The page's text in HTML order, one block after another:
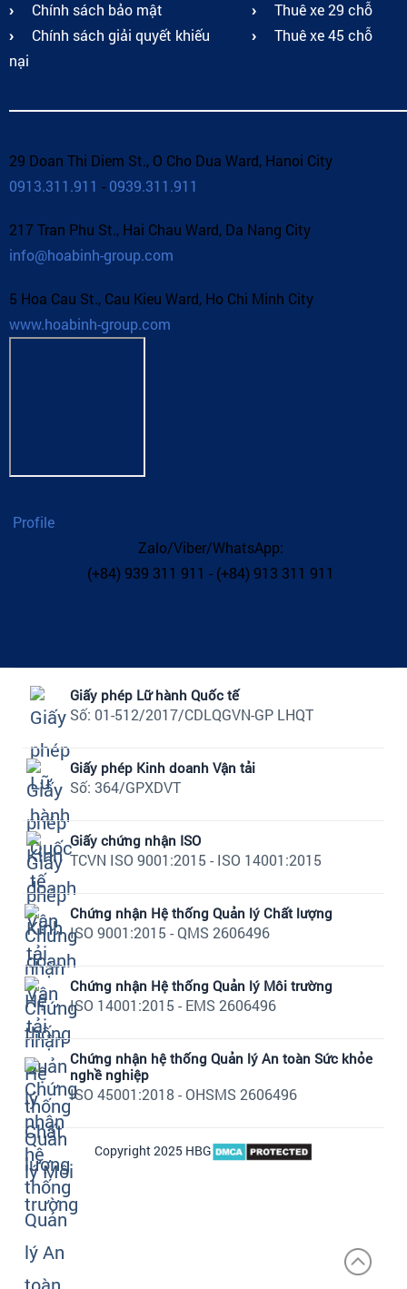
Chính sách bảo mật
Chính sách giải quyết khiếu
nại
Thuê xe 29 chỗ
Thuê xe 45 chỗ
29 Doan Thi Diem St., O Cho Dua Ward, Hanoi City
0913.311.911 - 0939.311.911
217 Tran Phu St., Hai Chau Ward, Da Nang City
info@hoabinh-group.com
5 Hoa Cau St., Cau Kieu Ward, Ho Chi Minh City
www.hoabinh-group.com
Profile
Zalo/Viber/WhatsApp:
(+84) 939 311 911 - (+84) 913 311 911
Giấy phép Lữ hành Quốc tế
Số: 01-512/2017/CDLQGVN-GP LHQT
Giấy phép Kinh doanh Vận tải
Số: 364/GPXDVT
Giấy chứng nhận ISO
TCVN ISO 9001:2015 - ISO 14001:2015
Chứng nhận Hệ thống Quản lý Chất lượng
ISO 9001:2015 - QMS 2606496
Chứng nhận Hệ thống Quản lý Môi trường
ISO 14001:2015 - EMS 2606496
Chứng nhận hệ thống Quản lý An toàn Sức khỏe
nghề nghiệp
ISO 45001:2018 - OHSMS 2606496
Copyright 2025 HBG